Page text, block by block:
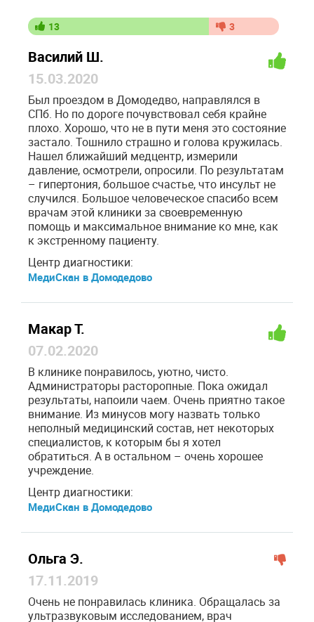
13 3
Василий Ш.
15.03.2020
Был проездом в Домодедво, направлялся в
СПб. Но по дороге почувствовал себя крайне
плохо. Хорошо, что не в пути меня это состояние
застало. Тошнило страшно и голова кружилась.
Нашел ближайший медцентр, измерили
давление, осмотрели, опросили. По результатам
– гипертония, большое счастье, что инсульт не
случился. Большое человеческое спасибо всем
врачам этой клиники за своевременную
помощь и максимальное внимание ко мне, как
к экстренному пациенту.
Центр диагностики:
МедиСкан в Домодедово
Макар Т.
07.02.2020
В клинике понравилось, уютно, чисто.
Администраторы расторопные. Пока ожидал
результаты, напоили чаем. Очень приятно такое
внимание. Из минусов могу назвать только
неполный медицинский состав, нет некоторых
специалистов, к которым бы я хотел
обратиться. А в остальном – очень хорошее
учреждение.
Центр диагностики:
МедиСкан в Домодедово
Ольга Э.
17.11.2019
Очень не понравилась клиника. Обращалась за
ультразвуковым исследованием, врач